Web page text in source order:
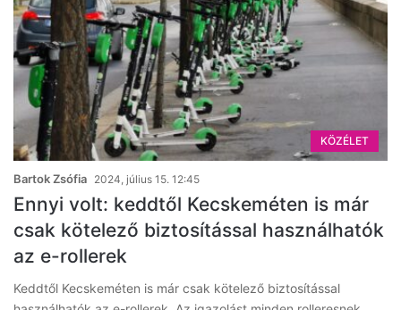
KÖZÉLET
Bartok Zsófia 2024, július 15. 12:45
Ennyi volt: keddtől Kecskeméten is már
csak kötelező biztosítással használhatók
az e-rollerek
Keddtől Kecskeméten is már csak kötelező biztosítással